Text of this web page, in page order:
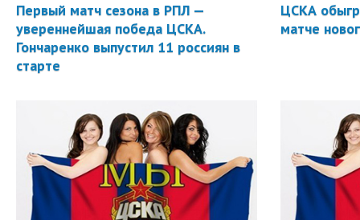
Первый матч сезона в РПЛ —
увереннейшая победа ЦСКА.
Гончаренко выпустил 11 россиян в
старте
ЦСКА
матче